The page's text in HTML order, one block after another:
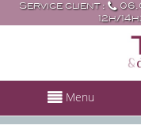
Service client :
12h/
Menu